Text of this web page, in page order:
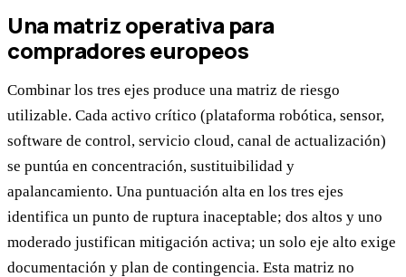
Una matriz operativa para
compradores europeos
Combinar los tres ejes produce una matriz de riesgo
utilizable. Cada activo crítico (plataforma robótica, sensor,
software de control, servicio cloud, canal de actualización)
se puntúa en concentración, sustituibilidad y
apalancamiento. Una puntuación alta en los tres ejes
identifica un punto de ruptura inaceptable; dos altos y uno
moderado justifican mitigación activa; un solo eje alto exige
documentación y plan de contingencia. Esta matriz no